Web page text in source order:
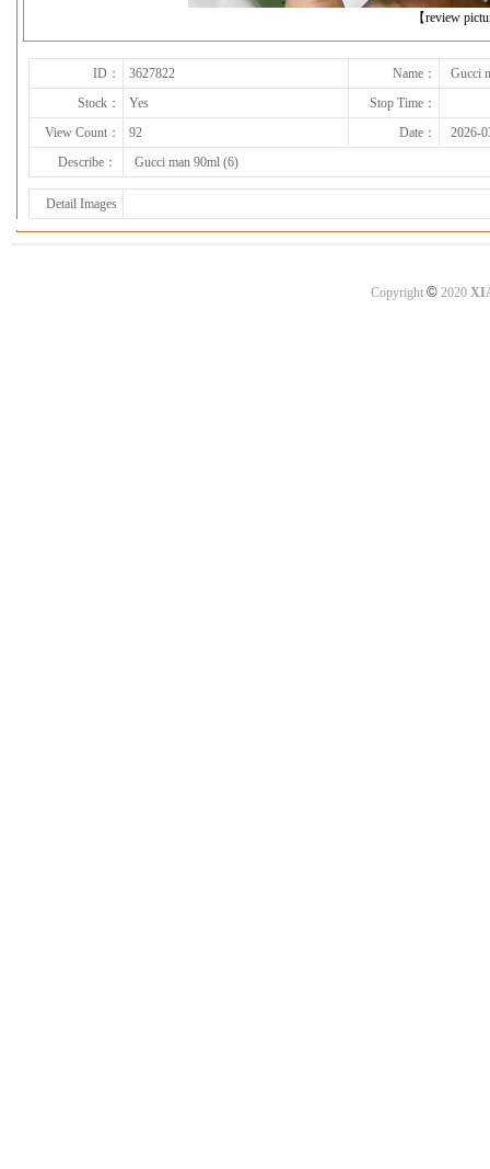
【review
ID： 3627822 Name：
Gucci
Stock：
Yes
Stop Time：
View Count：
92 Date：
2026-
Describe：
Gucci man 90ml (6)
Detail Images
Copyright ©2020